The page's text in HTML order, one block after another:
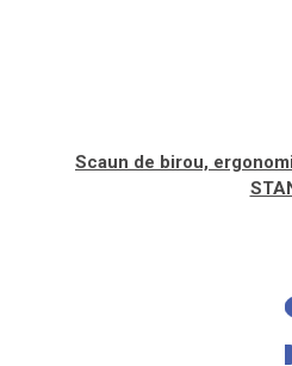
Scaun de birou,